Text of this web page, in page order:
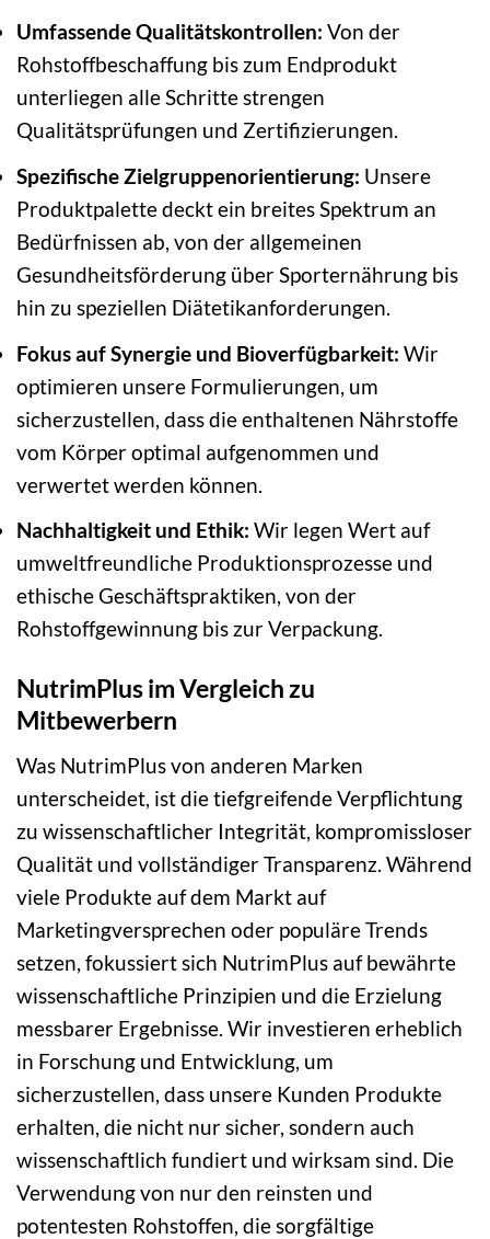
Umfassende Qualitätskontrollen: Von der
Rohstoffbeschaffung bis zum Endprodukt
unterliegen alle Schritte strengen
Qualitätsprüfungen und Zertifizierungen.
Spezifische Zielgruppenorientierung: Unsere
Produktpalette deckt ein breites Spektrum an
Bedürfnissen ab, von der allgemeinen
Gesundheitsförderung über Sporternährung bis
hin zu speziellen Diätetikanforderungen.
Fokus auf Synergie und Bioverfügbarkeit: Wir
optimieren unsere Formulierungen, um
sicherzustellen, dass die enthaltenen Nährstoffe
vom Körper optimal aufgenommen und
verwertet werden können.
Nachhaltigkeit und Ethik: Wir legen Wert auf
umweltfreundliche Produktionsprozesse und
ethische Geschäftspraktiken, von der
Rohstoffgewinnung bis zur Verpackung.
NutrimPlus im Vergleich zu
Mitbewerbern
Was NutrimPlus von anderen Marken
unterscheidet, ist die tiefgreifende Verpflichtung
zu wissenschaftlicher Integrität, kompromissloser
Qualität und vollständiger Transparenz. Während
viele Produkte auf dem Markt auf
Marketingversprechen oder populäre Trends
setzen, fokussiert sich NutrimPlus auf bewährte
wissenschaftliche Prinzipien und die Erzielung
messbarer Ergebnisse. Wir investieren erheblich
in Forschung und Entwicklung, um
sicherzustellen, dass unsere Kunden Produkte
erhalten, die nicht nur sicher, sondern auch
wissenschaftlich fundiert und wirksam sind. Die
Verwendung von nur den reinsten und
potentesten Rohstoffen, die sorgfältige